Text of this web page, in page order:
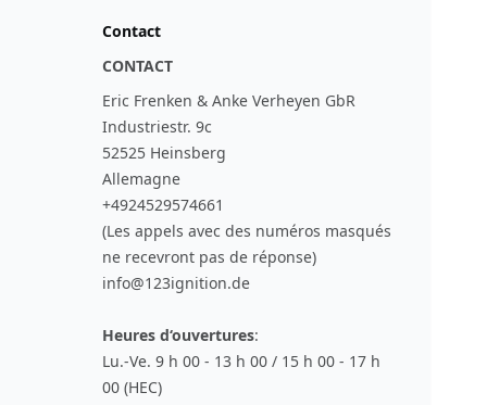
Contact
CONTACT
Eric Frenken & Anke Verheyen GbR
Industriestr. 9c
52525 Heinsberg
Allemagne
+4924529574661
(Les appels avec des numéros masqués
ne recevront pas de réponse)
info@123ignition.de
Heures d‘ouvertures:
Lu.-Ve. 9 h 00 - 13 h 00 / 15 h 00 - 17 h
00 (HEC)